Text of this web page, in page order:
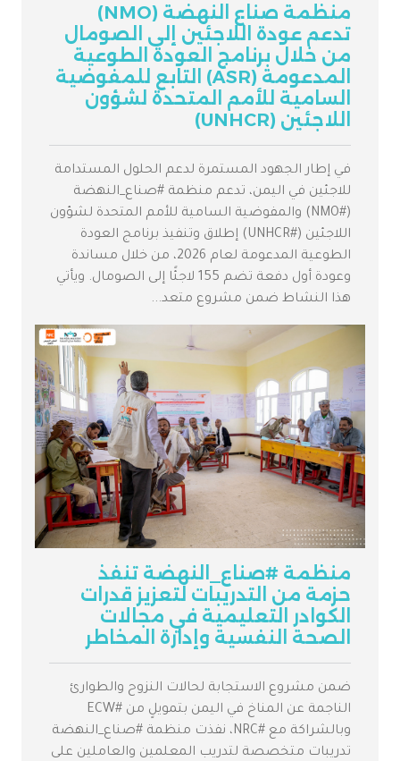
منظمة صناع النهضة (NMO)
تدعم عودة اللاجئين إلى الصومال
من خلال برنامج العودة الطوعية
المدعومة (ASR) التابع للمفوضية
السامية للأمم المتحدة لشؤون
اللاجئين (UNHCR)
في إطار الجهود المستمرة لدعم الحلول المستدامة
للاجئين في اليمن، تدعم منظمة #صناع_النهضة
(#NMO) والمفوضية السامية للأمم المتحدة لشؤون
اللاجئين (#UNHCR) إطلاق وتنفيذ برنامج العودة
الطوعية المدعومة لعام 2026، من خلال مساندة
وعودة أول دفعة تضم 155 لاجئًا إلى الصومال. ويأتي
هذا النشاط ضمن مشروع متعد...
منظمة #صناع_النهضة تنفذ
حزمة من التدريبات لتعزيز قدرات
الكوادر التعليمية في مجالات
الصحة النفسية وإدارة المخاطر
ضمن مشروع الاستجابة لحالات النزوح والطوارئ
الناجمة عن المناخ في اليمن بتمويلٍ من #ECW
وبالشراكة مع #NRC، نفذت منظمة #صناع_النهضة
تدريبات متخصصة لتدريب المعلمين والعاملين على